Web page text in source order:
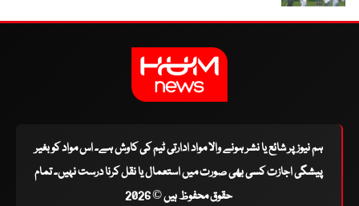
ہم نیوز پر شائع یا نشر ہونے والا مواد ادارتی ٹیم کی کاوش ہے۔ اس مواد کو بغیر
پیشگی اجازت کسی بھی صورت میں استعمال یا نقل کرنا درست نہیں۔ تمام
حقوق محفوظ ہیں © 2026